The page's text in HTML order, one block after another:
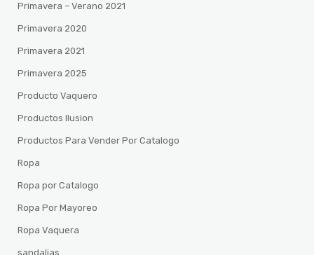
Primavera – Verano 2021
Primavera 2020
Primavera 2021
Primavera 2025
Producto Vaquero
Productos Ilusion
Productos Para Vender Por Catalogo
Ropa
Ropa por Catalogo
Ropa Por Mayoreo
Ropa Vaquera
sandalias